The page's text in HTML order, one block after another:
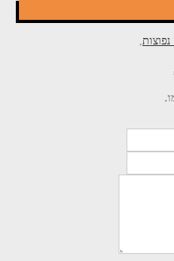
,